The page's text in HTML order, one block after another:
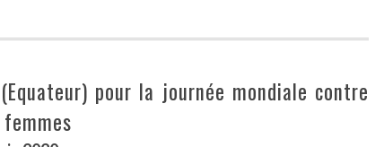
pour la journée mondiale contre